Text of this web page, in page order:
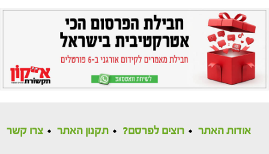
אודות האתר רוצים לפרסם? תקנון האתר צרו קשר